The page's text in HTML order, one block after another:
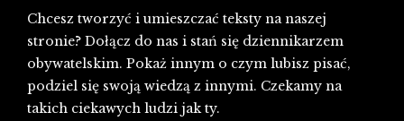
Chcesz tworzyć i umieszczać teksty na naszej
stronie? Dołącz do nas i stań się dziennikarzem
obywatelskim. Pokaż innym o czym lubisz pisać,
podziel się swoją wiedzą z innymi. Czekamy na
takich ciekawych ludzi jak ty.